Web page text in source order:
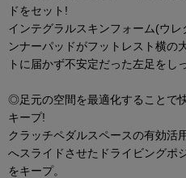
ドをセット!
インテグラルスキンフォーム(ウ
ンナーパッドがフットレスト横の
トに届かず不安定だった左足をし
◎足元の空間を最適化することで
キープ!
クラッチペダルスペースの有効活
へスライドさせたドライビングポ
をキープ。